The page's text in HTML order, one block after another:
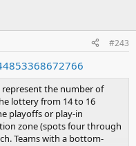
#243
the number of
lottery from 14 to 16
playoffs or play-in
zone (spots four through
Teams with a bottom-